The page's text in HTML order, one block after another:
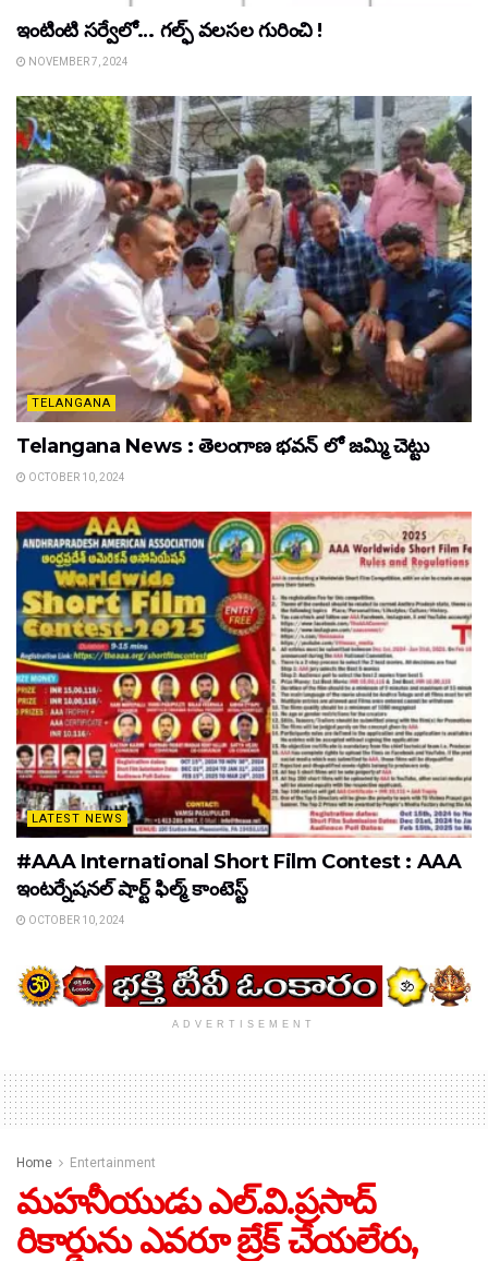
ఇంటింటి సర్వేలో… గల్ఫ్ వలసల గురించి !
NOVEMBER 7, 2024
TELANGANA
Telangana News : తెలంగాణ భవన్ లో జమ్మి చెట్టు
OCTOBER 10, 2024
LATEST NEWS
#AAA International Short Film Contest : AAA
ఇంటర్నేషనల్ షార్ట్ ఫిల్మ్ కాంటెస్ట్
OCTOBER 10, 2024
ADVERTISEMENT
Home Entertainment
మహనీయుడు ఎల్.వి.ప్రసాద్
రికార్డును ఎవరూ బ్రేక్ చేయలేరు,